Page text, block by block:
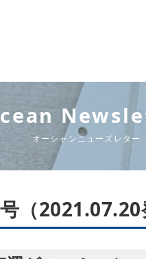
オーシャンニューズレター
（2021.07.20